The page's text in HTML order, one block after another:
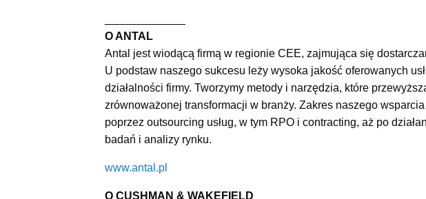
O ANTAL
Antal jest wiodącą firmą w regionie CEE, zajmująca się
U podstaw naszego sukcesu leży wysoka jakość oferowanych
działalności firmy. Tworzymy metody i narzędzia, które
zrównoważonej transformacji w branży. Zakres naszego
poprzez outsourcing usług, w tym RPO i contracting, aż po
badań i analizy rynku.
www.antal.pl
O CUSHMAN & WAKEFIELD